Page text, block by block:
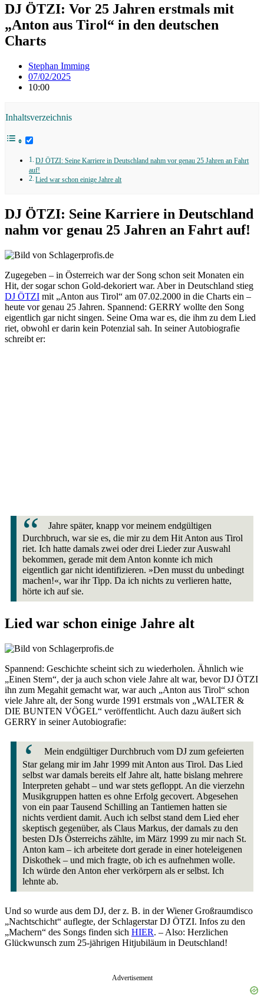
DJ ÖTZI: Vor 25 Jahren erstmals mit
„Anton aus Tirol“ in den deutschen
Charts
Stephan Imming
07/02/2025
10:00
Inhaltsverzeichnis
DJ ÖTZI: Seine Karriere in Deutschland nahm vor genau 25 Jahren an Fahrt
auf!
Lied war schon einige Jahre alt
DJ ÖTZI: Seine Karriere in Deutschland
nahm vor genau 25 Jahren an Fahrt auf!
Zugegeben – in Österreich war der Song schon seit Monaten ein
Hit, der sogar schon Gold-dekoriert war. Aber in Deutschland stieg
DJ ÖTZI mit „Anton aus Tirol“ am 07.02.2000 in die Charts ein –
heute vor genau 25 Jahren. Spannend: GERRY wollte den Song
eigentlich gar nicht singen. Seine Oma war es, die ihm zu dem Lied
riet, obwohl er darin kein Potenzial sah. In seiner Autobiografie
schreibt er:
Jahre später, knapp vor meinem endgültigen
Durchbruch, war sie es, die mir zu dem Hit Anton aus Tirol
riet. Ich hatte damals zwei oder drei Lieder zur Auswahl
bekommen, gerade mit dem Anton konnte ich mich
eigentlich gar nicht identifizieren. »Den musst du unbedingt
machen!«, war ihr Tipp. Da ich nichts zu verlieren hatte,
hörte ich auf sie.
Lied war schon einige Jahre alt
Spannend: Geschichte scheint sich zu wiederholen. Ähnlich wie
„Einen Stern“, der ja auch schon viele Jahre alt war, bevor DJ ÖTZI
ihn zum Megahit gemacht war, war auch „Anton aus Tirol“ schon
viele Jahre alt, der Song wurde 1991 erstmals von „WALTER &
DIE BUNTEN VÖGEL“ veröffentlicht. Auch dazu äußert sich
GERRY in seiner Autobiografie:
Mein endgültiger Durchbruch vom DJ zum gefeierten
Star gelang mir im Jahr 1999 mit Anton aus Tirol. Das Lied
selbst war damals bereits elf Jahre alt, hatte bislang mehrere
Interpreten gehabt – und war stets gefloppt. An die vierzehn
Musikgruppen hatten es ohne Erfolg gecovert. Abgesehen
von ein paar Tausend Schilling an Tantiemen hatten sie
nichts verdient damit. Auch ich selbst stand dem Lied eher
skeptisch gegenüber, als Claus Markus, der damals zu den
besten DJs Österreichs zählte, im März 1999 zu mir nach St.
Anton kam – ich arbeitete dort gerade in einer hoteleigenen
Diskothek – und mich fragte, ob ich es aufnehmen wolle.
Ich würde den Anton eher verkörpern als er selbst. Ich
lehnte ab.
Und so wurde aus dem DJ, der z. B. in der Wiener Großraumdisco
„Nachtschicht“ auflegte, der Schlagerstar DJ ÖTZI. Infos zu den
„Machern“ des Songs finden sich HIER. – Also: Herzlichen
Glückwunsch zum 25-jährigen Hitjubiläum in Deutschland!
Advertisement